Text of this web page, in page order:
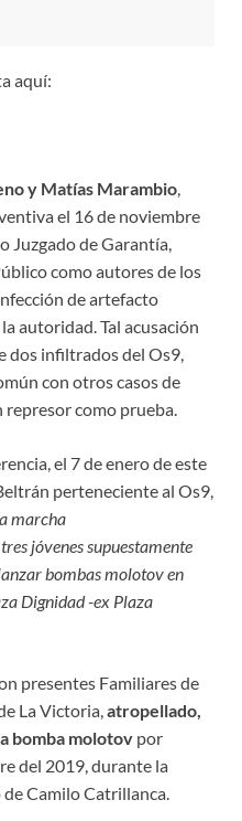
aquí:
y Matías Marambio,
el 16 de noviembre
Juzgado de Garantía,
como autores de los
de artefacto
autoridad. Tal acusación
dos infiltrados del Os9,
con otros casos de
como prueba.
el 7 de enero de este
perteneciente al Os9,
marcha
jóvenes supuestamente
bombas molotov en
Dignidad -ex Plaza
presentes Familiares de
La Victoria,atropellado,
bomba molotov por
del 2019, durante la
Camilo Catrillanca.